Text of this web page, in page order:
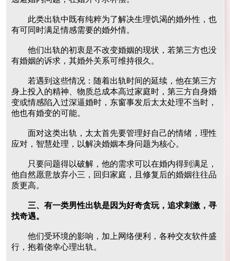
此类出轨中既有纯粹为了解决生理饥渴的婚外性，也
有可同时满足情感需要的婚外情。
他们出轨的初衷是不改变婚姻的现状，若第三方也没
有婚姻的诉求，其婚外关系可维持很久。
若遇到这些情况：随着出轨时间的延续，他在第三方
身上投入的精神、物质总成本高过家庭时，第三方自身婚
变或情感陷入过深逼婚时，东窗事发后太太处理不当时，
他也有婚变的可能。
面对这类出轨，太太首先要管理好自己的情绪，理性
应对，智慧处理，以解决婚姻本身问题为核心。
只要问题得以破解，他的需求可以在婚内得到满足，
他自然愿意放弃小三，回归家庭，且修复后的婚姻往往品
质更高。
三、有一类男性出轨是因为好奇贪玩，追求刺激，寻
找奇遇。
他们受环境的影响，加上网络便利，各种交友软件盛
行，抱着侥幸心理出轨。